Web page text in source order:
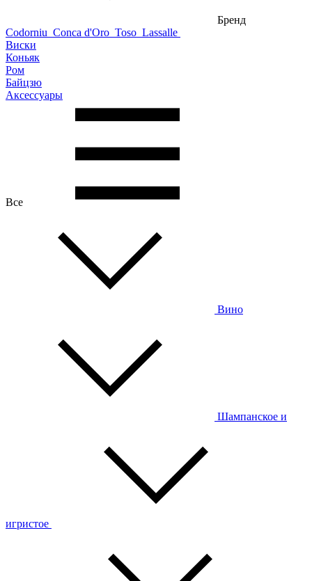
Бренд
Codorniu Conca d'Oro Toso Lassalle
Виски
Коньяк
Ром
Байцзю
Аксессуары
Все
Вино
Шампанское и
игристое